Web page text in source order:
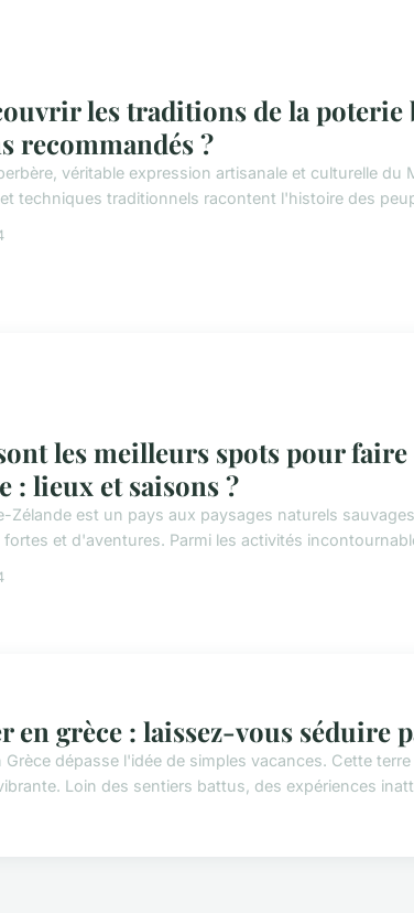
les traditions de la poterie
recommandés ?
véritable expression artisanale et culturelle
techniques traditionnels racontent l'histoire des
les meilleurs spots pour
: lieux et saisons ?
Zélande est un pays aux paysages naturels
et d'aventures. Parmi les activités
en grèce : laissez-vous séduire
Grèce dépasse l'idée de simples vacances. Cette
Loin des sentiers battus, des expériences